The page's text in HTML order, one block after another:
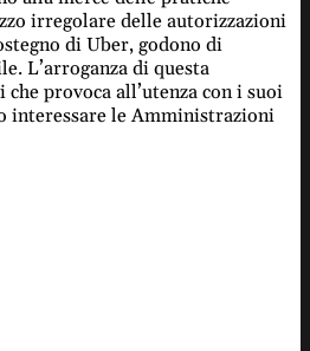
irregolare delle autorizzazioni
di Uber, godono di
L’arroganza di questa
provoca all’utenza con i suoi
interessare le Amministrazioni